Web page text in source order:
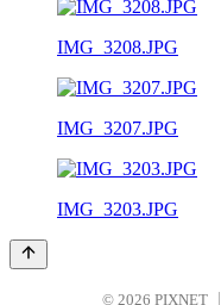
IMG_3208.JPG
IMG_3207.JPG
IMG_3203.JPG
© 2026 PIXNET